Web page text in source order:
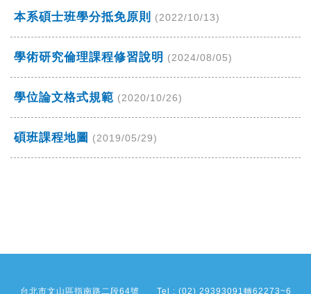
本系碩士班學分抵免原則 (2022/10/13)
學術研究倫理課程修習說明 (2024/08/05)
學位論文格式規範 (2020/10/26)
碩班課程地圖 (2019/05/29)
台北市文山區指南路二段64號 Tel : (02) 29393091轉62273~6